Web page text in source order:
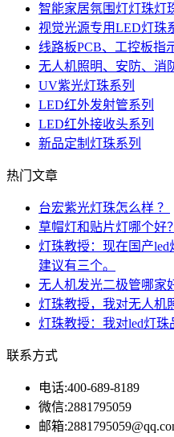
智能家居氛围灯灯珠灯
视觉光源专用LED灯珠
线路板PCB、工控板指
无人机照明、安防、消
UV紫光灯珠系列
LED红外发射管系列
LED红外接收头系列
新品定制灯珠系列
热门文章
台宏紫光灯珠怎么样 ？
草帽灯和贴片灯哪个好？
灯珠教授：现在国产
建议有三个。
无人机发光二极管哪家
灯珠教授，我对无人机
灯珠教授：我对led灯珠
联系方式
电话:400-689-8189
微信:2881795059
邮箱: